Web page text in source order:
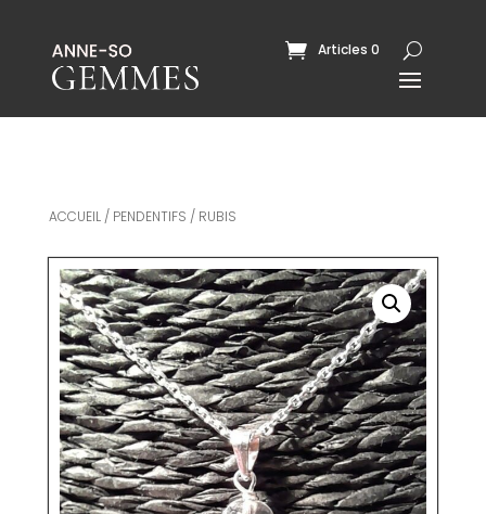
Articles 0
ACCUEIL/ PENDENTIFS / RUBIS